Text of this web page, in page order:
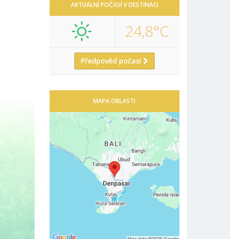
AKTUÁLNÍ POČASÍ V DESTINACI
24,8°C
Předpověď počasí
MAPA OBLASTI